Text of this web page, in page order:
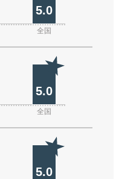
5.0
全国
5.0
全国
5.0